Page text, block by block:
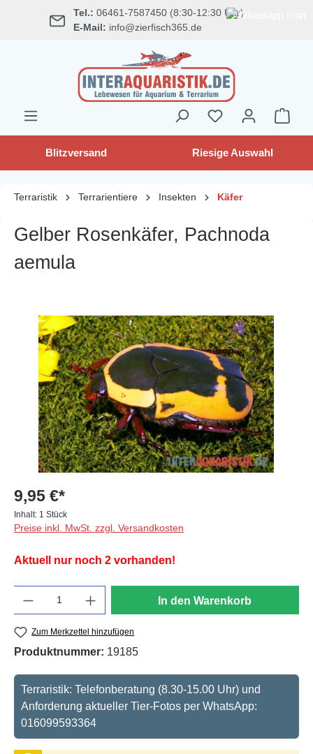
springen Tel.: 06461-7587450 (8:30-12:30 Uhr)
E-Mail: info@zierfisch365.de
Blitzversand Riesige Auswahl
Terraristik Terrarientiere Insekten Käfer
Gelber Rosenkäfer, Pachnoda
aemula
Bildergalerie überspringen
9,95 €*
Inhalt: 1 Stück
Preise inkl. MwSt. zzgl. Versandkosten
Aktuell nur noch 2 vorhanden!
In den Warenkorb
Zum Merkzettel hinzufügen
Produktnummer: 19185
Terraristik: Telefonberatung (8.30-15.00 Uhr) und
Anforderung aktueller Tier-Fotos per WhatsApp:
016099593364